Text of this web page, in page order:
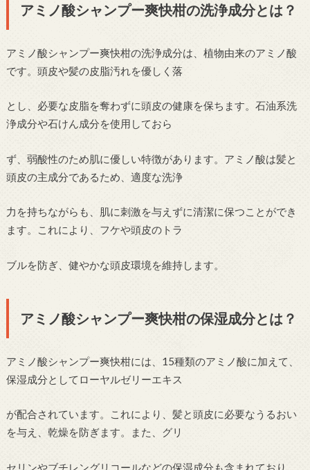
アミノ酸シャンプー爽快柑の洗浄成分とは？
アミノ酸シャンプー爽快柑の洗浄成分は、植物由来のアミノ酸
です。頭皮や髪の皮脂汚れを優しく落
とし、必要な皮脂を奪わずに頭皮の健康を保ちます。石油系洗
浄成分や石けん成分を使用しておら
ず、弱酸性のため肌に優しい特徴があります。アミノ酸は髪と
頭皮の主成分であるため、適度な洗浄
力を持ちながらも、肌に刺激を与えずに清潔に保つことができ
ます。これにより、フケや頭皮のトラ
ブルを防ぎ、健やかな頭皮環境を維持します。
アミノ酸シャンプー爽快柑の保湿成分とは？
アミノ酸シャンプー爽快柑には、15種類のアミノ酸に加えて、
保湿成分としてローヤルゼリーエキス
が配合されています。これにより、髪と頭皮に必要なうるおい
を与え、乾燥を防ぎます。また、グリ
セリンやブチレングリコールなどの保湿成分も含まれており、